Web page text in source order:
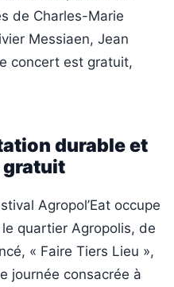
de Charles-Marie
Messiaen, Jean
concert est gratuit,
durable et
gratuit
Agropol’Eat occupe
quartier Agropolis, de
« Faire Tiers Lieu »,
journée consacrée à